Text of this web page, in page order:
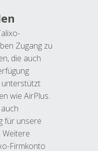
Zugang zu
die auch
unterstützt
wie AirPlus.
für unsere
Weitere
Firmkonto